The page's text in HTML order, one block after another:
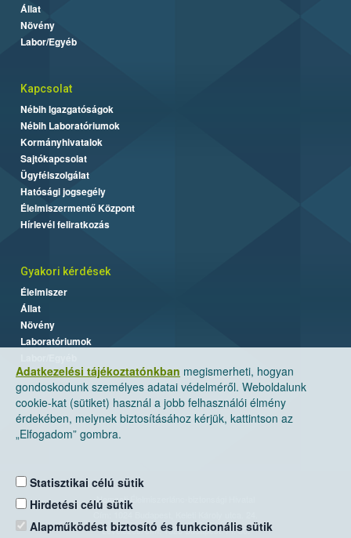
Adatkezelési tájékoztatónkban megismerheti, hogyan
gondoskodunk személyes adatai védelméről. Weboldalunk
cookie-kat (sütiket) használ a jobb felhasználói élmény
érdekében, melynek biztosításához kérjük, kattintson az
„Elfogadom” gombra.
Statisztikai célú sütik
Hirdetési célú sütik
Alapműködést biztosító és funkcionális sütik
Állat
Növény
Labor/Egyéb
Kapcsolat
Nébih Igazgatóságok
Nébih Laboratóriumok
Kormányhivatalok
Sajtókapcsolat
Ügyfélszolgálat
Hatósági jogsegély
Élelmiszermentő Központ
Hírlevél feliratkozás
Gyakori kérdések
Élelmiszer
Állat
Növény
Laboratóriumok
Nemzeti Élelmiszerlánc-biztonsági Hivatal
Levelezési cím: 1525 Budapest. Pf. 30.